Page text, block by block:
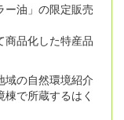
油」の限定販売
商品化した特産品
の自然環境紹介
棟で所蔵するはく